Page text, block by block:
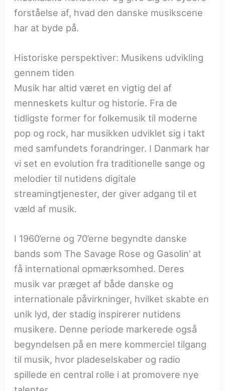
forståelse af, hvad den danske musikscene
har at byde på.
Historiske perspektiver: Musikens udvikling
gennem tiden
Musik har altid været en vigtig del af
menneskets kultur og historie. Fra de
tidligste former for folkemusik til moderne
pop og rock, har musikken udviklet sig i takt
med samfundets forandringer. I Danmark har
vi set en evolution fra traditionelle sange og
melodier til nutidens digitale
streamingtjenester, der giver adgang til et
væld af musik.
I 1960’erne og 70’erne begyndte danske
bands som The Savage Rose og Gasolin’ at
få international opmærksomhed. Deres
musik var præget af både danske og
internationale påvirkninger, hvilket skabte en
unik lyd, der stadig inspirerer nutidens
musikere. Denne periode markerede også
begyndelsen på en mere kommerciel tilgang
til musik, hvor pladeselskaber og radio
spillede en central rolle i at promovere nye